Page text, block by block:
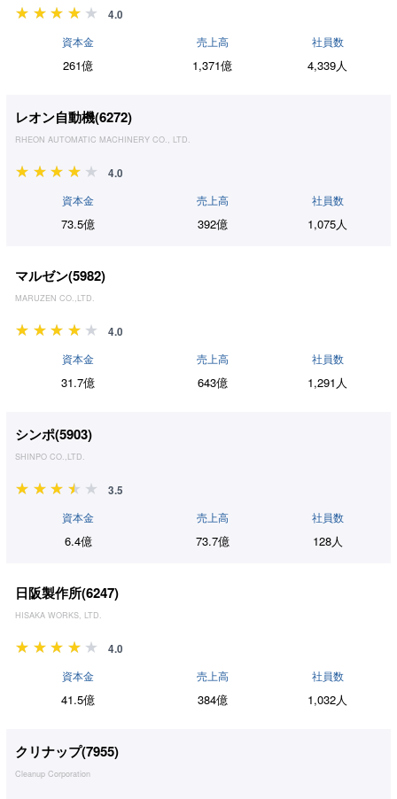
4.0
資本金
261億
売上高
1,371億
社員数
4,339人
レオン自動機(6272)
RHEON AUTOMATIC MACHINERY CO., LTD.
4.0
資本金
73.5億
売上高
392億
社員数
1,075人
マルゼン(5982)
MARUZEN CO.,LTD.
4.0
資本金
31.7億
売上高
643億
社員数
1,291人
シンポ(5903)
SHINPO CO.,LTD.
3.5
資本金
6.4億
売上高
73.7億
社員数
128人
日阪製作所(6247)
HISAKA WORKS, LTD.
4.0
資本金
41.5億
売上高
384億
社員数
1,032人
クリナップ(7955)
Cleanup Corporation